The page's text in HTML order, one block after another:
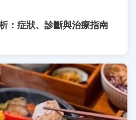
：症狀、診斷與治療指南